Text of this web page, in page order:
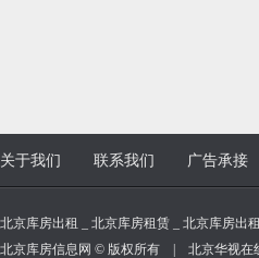
关于我们 联系我们 广告承接
北京库房出租 _ 北京库房租赁 _ 北京库房出
北京库房信息网 © 版权所有 | 北京华视